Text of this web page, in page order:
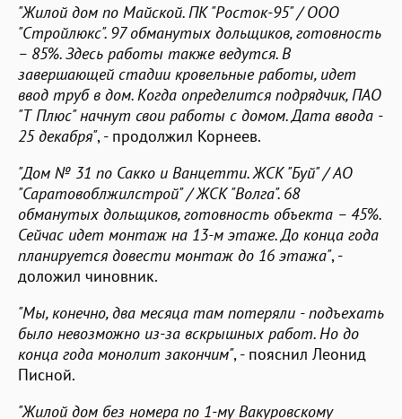
"Жилой дом по Майской. ПК "Росток-95" / ООО
"Стройлюкс". 97 обманутых дольщиков, готовность
– 85%. Здесь работы также ведутся. В
завершающей стадии кровельные работы, идет
ввод труб в дом. Когда определится подрядчик, ПАО
"Т Плюс" начнут свои работы с домом. Дата ввода -
25 декабря", - продолжил Корнеев.
"Дом № 31 по Сакко и Ванцетти. ЖСК "Буй" / АО
"Саратовоблжилстрой" / ЖСК "Волга". 68
обманутых дольщиков, готовность объекта – 45%.
Сейчас идет монтаж на 13-м этаже. До конца года
планируется довести монтаж до 16 этажа", -
доложил чиновник.
"Мы, конечно, два месяца там потеряли - подъехать
было невозможно из-за вскрышных работ. Но до
конца года монолит закончим", - пояснил Леонид
Писной.
"Жилой дом без номера по 1-му Вакуровскому